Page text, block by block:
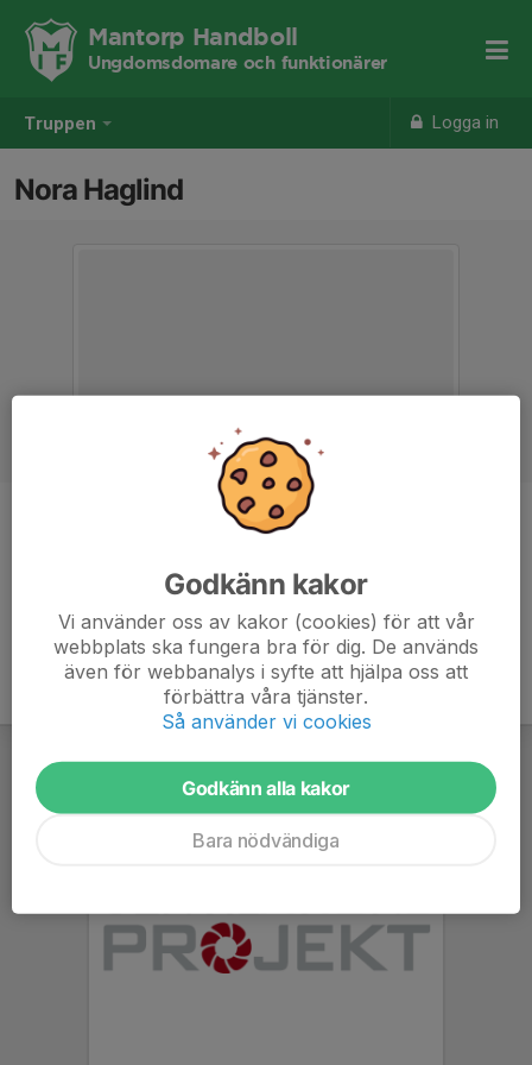
Truppen Logga in
Mantorp Handboll
Ungdomsdomare och funktionärer
Nora Haglind
Godkänn kakor
Vi använder oss av kakor (cookies) för att vår
webbplats ska fungera bra för dig. De används
även för webbanalys i syfte att hjälpa oss att
förbättra våra tjänster.
Så använder vi cookies
Godkänn alla kakor
Bara nödvändiga